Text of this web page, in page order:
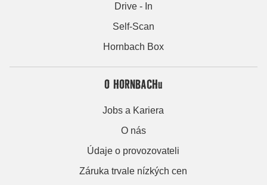
Drive - In
Self-Scan
Hornbach Box
O HORNBACHu
Jobs a Kariera
O nás
Údaje o provozovateli
Záruka trvale nízkých cen